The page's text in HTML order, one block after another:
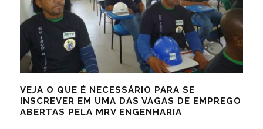
VEJA O QUE É NECESSÁRIO PARA SE
INSCREVER EM UMA DAS VAGAS DE EMPREGO
ABERTAS PELA MRV ENGENHARIA